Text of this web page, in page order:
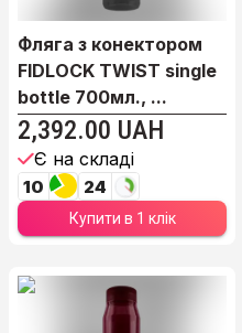
Фляга з конектором
FIDLOCK TWIST single
bottle 700мл., ...
2,392.00 UAH
Є на складі
10 24
Купити в 1 клік